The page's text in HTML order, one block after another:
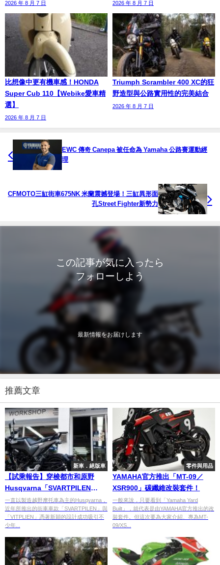
2026 年 8 月 7 日 2026 年 8 月 7 日
比想像中更有機車感！HONDA
Super Cub 110【Webike愛車精
選】
2026 年 8 月 7 日
Triumph Scrambler 400 XC的狂
野造型與公路實用性的完美結合
2026 年 8 月 7 日
EWC 傳奇 Canepa 被任命為 Yamaha 公路賽運動經
理
CFMOTO三缸街車675NK 米蘭震撼登場！三缸異形面
孔Street Fighter新勢力
この記事が気に入ったら
フォローしよう
最新情報をお届けします
推薦文章
新車．絕版車
【試乘報告】穿梭都市和原野
Husqvarna「SVARTPILEN
250」
一直以製造越野摩托車為主的Husqvarna，
近年所推出的街車車款「SVARTPILEN」與
「VITPLIEN」憑著新穎的設計成功吸引不
少年...
零件與用品
YAMAHA官方推出「MT-09／
XSR900」碳纖維改裝套件！
一般來說，只要看到「Yamaha Yard
Built」，就代表是由YAMAHA官方推出的改
裝套件。但這次要為大家介紹、專為MT-
09/XS...